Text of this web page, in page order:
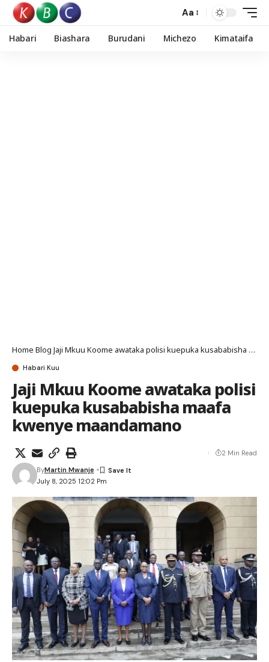
Aa
Habari Biashara Burudani Michezo Kimataifa
Home Blog Jaji Mkuu Koome awataka polisi kuepuka kusababisha maafa kwenye maandamano
Habari Kuu
Jaji Mkuu Koome awataka polisi
kuepuka kusababisha maafa
kwenye maandamano
July 8, 2025 12:02 Pm
ByMartin Mwanje
2 Min Read